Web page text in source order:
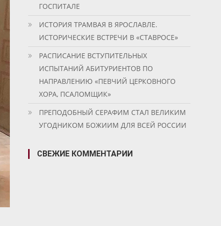
ГОСПИТАЛЕ
ИСТОРИЯ ТРАМВАЯ В ЯРОСЛАВЛЕ.
ИСТОРИЧЕСКИЕ ВСТРЕЧИ В «СТАВРОСЕ»
РАСПИСАНИЕ ВСТУПИТЕЛЬНЫХ
ИСПЫТАНИЙ АБИТУРИЕНТОВ ПО
НАПРАВЛЕНИЮ «ПЕВЧИЙ ЦЕРКОВНОГО
ХОРА, ПСАЛОМЩИК»
ПРЕПОДОБНЫЙ СЕРАФИМ СТАЛ ВЕЛИКИМ
УГОДНИКОМ БОЖИИМ ДЛЯ ВСЕЙ РОССИИ
СВЕЖИЕ КОММЕНТАРИИ